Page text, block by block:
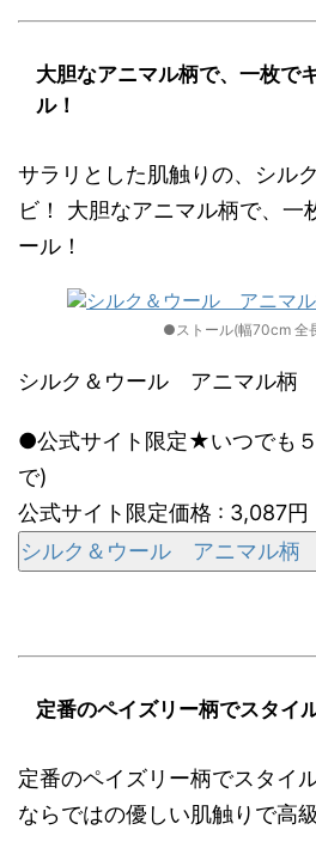
大胆なアニマル柄で、一枚で
ル！
サラリとした肌触りの、シル
ビ！ 大胆なアニマル柄で、一
ール！
●ストール(幅70cm 全
シルク＆ウール アニマル柄
●公式サイト限定★いつでも５
で)
公式サイト限定価格 : 3,087円
シルク＆ウール アニマル柄
定番のペイズリー柄でスタイ
定番のペイズリー柄でスタイ
ならではの優しい肌触りで高